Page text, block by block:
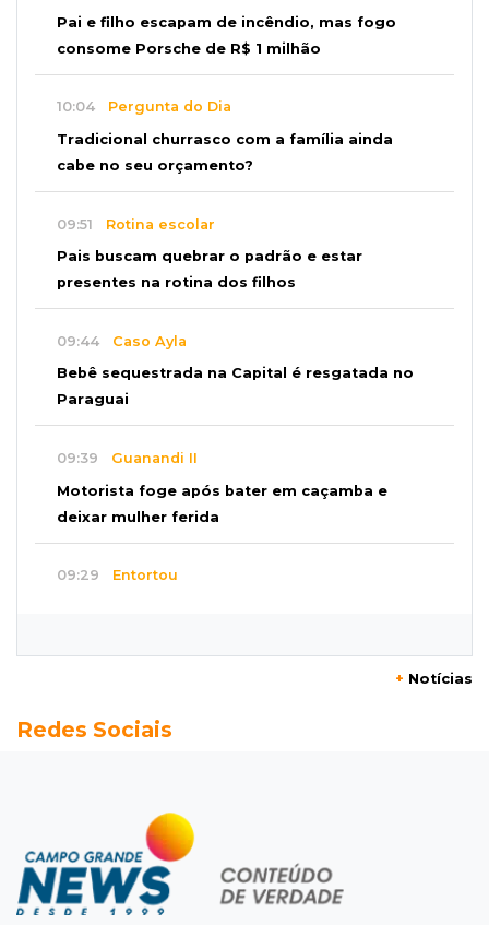
Pai e filho escapam de incêndio, mas fogo
consome Porsche de R$ 1 milhão
10:04 Pergunta do Dia
Tradicional churrasco com a família ainda
cabe no seu orçamento?
09:51 Rotina escolar
Pais buscam quebrar o padrão e estar
presentes na rotina dos filhos
09:44 Caso Ayla
Bebê sequestrada na Capital é resgatada no
Paraguai
09:39 Guanandi II
Motorista foge após bater em caçamba e
deixar mulher ferida
09:29 Entortou
Federação de futebol assume manutenção de
Terenos
Homem morre e três ficam feridos em
capotamento em rodovia
+ Notícias
Redes Sociais